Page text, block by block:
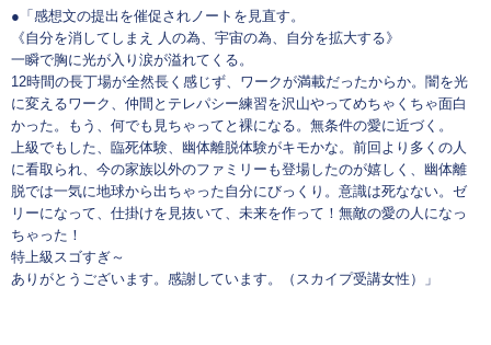
●「感想文の提出を催促されノートを見直す。
《自分を消してしまえ 人の為、宇宙の為、自分を拡大する》
一瞬で胸に光が入り涙が溢れてくる。
12時間の長丁場が全然長く感じず、ワークが満載だったからか。闇を光
に変えるワーク、仲間とテレパシー練習を沢山やってめちゃくちゃ面白
かった。もう、何でも見ちゃってと裸になる。無条件の愛に近づく。
上級でもした、臨死体験、幽体離脱体験がキモかな。前回より多くの人
に看取られ、今の家族以外のファミリーも登場したのが嬉しく、幽体離
脱では一気に地球から出ちゃった自分にびっくり。意識は死なない。ゼ
リーになって、仕掛けを見抜いて、未来を作って！無敵の愛の人になっ
ちゃった！
特上級スゴすぎ～
ありがとうございます。感謝しています。（スカイプ受講女性）」